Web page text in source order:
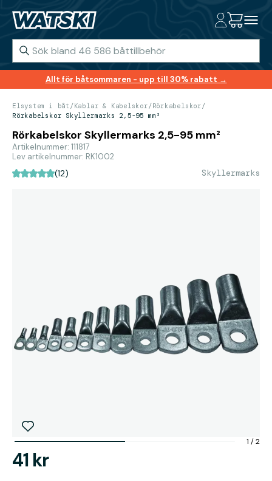
Allt för båtsommaren - upp till 30% rabatt →
Elsystem i båt /Kablar & Kabelskor/Rörkabelskor/
Rörkabelskor Skyllermarks 2,5-95 mm²
Rörkabelskor Skyllermarks 2,5-95 mm²
Artikelnummer: 111817
Lev artikelnummer: RK1002
(12) Skyllermarks
1 /2
41 kr